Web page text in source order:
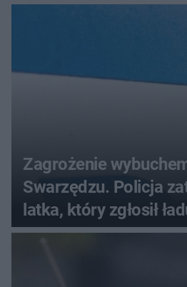
Zagrożenie
Swarzędzu. Policja
latka, który zgłosił
aucie